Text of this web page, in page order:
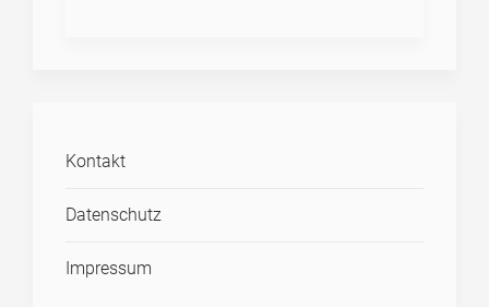
Kontakt
Datenschutz
Impressum